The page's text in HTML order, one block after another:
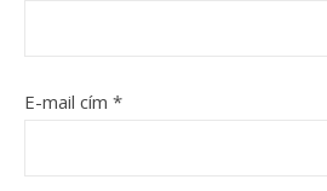
E-mail cím *